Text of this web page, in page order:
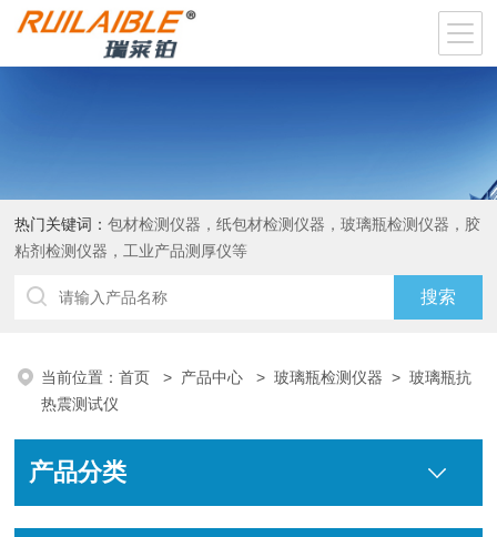
热门关键词：包材检测仪器，纸包材检测仪器，玻璃瓶检测仪器，胶
粘剂检测仪器，工业产品测厚仪等
当前位置：首页 > 产品中心 >玻璃瓶检测仪器 >玻璃瓶抗
热震测试仪
产品分类